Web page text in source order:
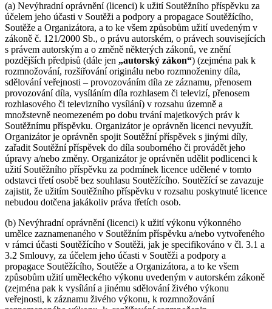
(a) Nevýhradní oprávnění (licenci) k užití Soutěžního příspěvku za
účelem jeho účasti v Soutěži a podpory a propagace Soutěžícího,
Soutěže a Organizátora, a to ke všem způsobům užití uvedeným v
zákoně č. 121/2000 Sb., o právu autorském, o právech souvisejících
s právem autorským a o změně některých zákonů, ve znění
pozdějších předpisů (dále jen „autorský zákon“) (zejména pak k
rozmnožování, rozšiřování originálu nebo rozmnoženiny díla,
sdělování veřejnosti – provozováním díla ze záznamu, přenosem
provozování díla, vysíláním díla rozhlasem či televizí, přenosem
rozhlasového či televizního vysílání) v rozsahu územně a
množstevně neomezeném po dobu trvání majetkových práv k
Soutěžnímu příspěvku. Organizátor je oprávněn licenci nevyužít.
Organizátor je oprávněn spojit Soutěžní příspěvek s jinými díly,
zařadit Soutěžní příspěvek do díla souborného či provádět jeho
úpravy a/nebo změny. Organizátor je oprávněn udělit podlicenci k
užití Soutěžního příspěvku za podmínek licence udělené v tomto
odstavci třetí osobě bez souhlasu Soutěžícího. Soutěžící se zavazuje
zajistit, že užitím Soutěžního příspěvku v rozsahu poskytnuté licence
nebudou dotčena jakákoliv práva třetích osob.
(b) Nevýhradní oprávnění (licenci) k užití výkonu výkonného
umělce zaznamenaného v Soutěžním příspěvku a/nebo vytvořeného
v rámci účasti Soutěžícího v Soutěži, jak je specifikováno v čl. 3.1 a
3.2 Smlouvy, za účelem jeho účasti v Soutěži a podpory a
propagace Soutěžícího, Soutěže a Organizátora, a to ke všem
způsobům užití uměleckého výkonu uvedeným v autorském zákoně
(zejména pak k vysílání a jinému sdělování živého výkonu
veřejnosti, k záznamu živého výkonu, k rozmnožování